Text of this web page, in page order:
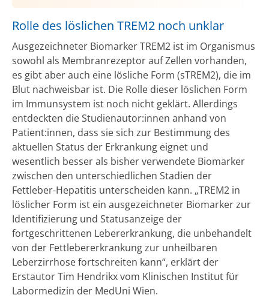
Rolle des löslichen TREM2 noch unklar
Ausgezeichneter Biomarker TREM2 ist im Organismus
sowohl als Membranrezeptor auf Zellen vorhanden,
es gibt aber auch eine lösliche Form (sTREM2), die im
Blut nachweisbar ist. Die Rolle dieser löslichen Form
im Immunsystem ist noch nicht geklärt. Allerdings
entdeckten die Studienautor:innen anhand von
Patient:innen, dass sie sich zur Bestimmung des
aktuellen Status der Erkrankung eignet und
wesentlich besser als bisher verwendete Biomarker
zwischen den unterschiedlichen Stadien der
Fettleber-Hepatitis unterscheiden kann. „TREM2 in
löslicher Form ist ein ausgezeichneter Biomarker zur
Identifizierung und Statusanzeige der
fortgeschrittenen Lebererkrankung, die unbehandelt
von der Fettlebererkrankung zur unheilbaren
Leberzirrhose fortschreiten kann“, erklärt der
Erstautor Tim Hendrikx vom Klinischen Institut für
Labormedizin der MedUni Wien.